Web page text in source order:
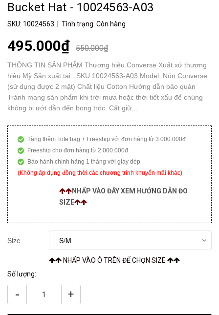
Bucket Hat - 10024563-A03
SKU: 10024563 | Tình trạng: Còn hàng
495.000₫ 550.000₫
THÔNG TIN SẢN PHẨM Thương hiệu Converse Xuất xứ thương
hiệu Mỹ Sản xuất tại SKU 10024563-A03 Model Nón Converse
(sử dụng được 2 mặt) Chất liệu Cotton Hướng dẫn bảo quản
Tránh mang sản phẩm khi trời mưa hoặc thời tiết xấu để chúng
không bị ướt dẫn đến bong tróc. Cất giữ...
Tặng thêm Tote bag + Freeship với đơn hàng từ 3.000.000đ
Freeship cho đơn hàng từ 2.000.000đ
Bảo hành chính hãng 1 tháng với giày dép
(Không áp dụng đồng thời các chương trình khuyến mãi khác)
NHẤP VÀO ĐÂY XEM HƯỚNG DẪN ĐO
SIZE
Size
NHẤP VÀO Ô TRÊN ĐỂ CHỌN SIZE
Số lượng:
- +